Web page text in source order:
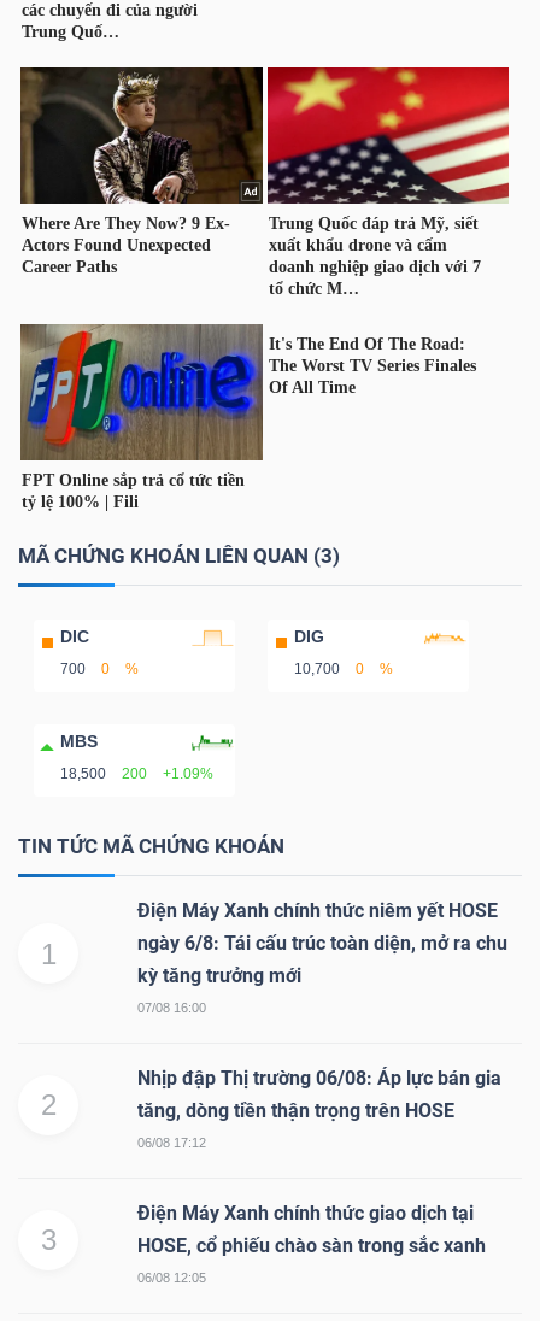
MÃ CHỨNG KHOÁN LIÊN QUAN (3)
DIC
700 0 %
DIG
10,700 0 %
MBS
18,500 200 +1.09%
TIN TỨC MÃ CHỨNG KHOÁN
1
Điện Máy Xanh chính thức niêm yết HOSE
ngày 6/8: Tái cấu trúc toàn diện, mở ra chu
kỳ tăng trưởng mới
07/08 16:00
2
Nhịp đập Thị trường 06/08: Áp lực bán gia
tăng, dòng tiền thận trọng trên HOSE
06/08 17:12
3
Điện Máy Xanh chính thức giao dịch tại
HOSE, cổ phiếu chào sàn trong sắc xanh
06/08 12:05
YẾU
THIẾT
YẾU
CHĂM
SÓC
SỨC
KHỎE
TÀI
CÔNG
NGHỆ
VỤ